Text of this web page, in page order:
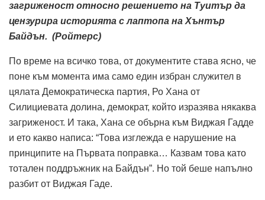
загриженост относно решението на Туитър да
цензурира историята с лаптопа на Хънтър
Байдън. (Ройтерс)
По време на всичко това, от документите става ясно, че
поне към момента има само един избран служител в
цялата Демократическа партия, Ро Хана от
Силициевата долина, демократ, който изразява някаква
загриженост. И така, Хана се обърна към Виджая Гадде
и ето какво написа: “Това изглежда е нарушение на
принципите на Първата поправка… Казвам това като
тотален поддръжник на Байдън”. Но той беше напълно
разбит от Виджая Гаде.